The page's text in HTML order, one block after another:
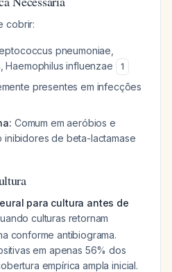
cobrir:
pneumoniae
,Haemophilus influenzae 1
presentes em infecções
Comum em aeróbios e
inibidores de beta-lactamase
para cultura antes de
culturas retornam
conforme antibiograma.
em apenas 56% dos
empírica ampla inicial.